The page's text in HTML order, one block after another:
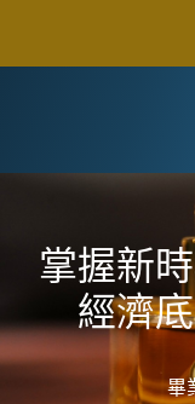
掌握新
經濟
畢